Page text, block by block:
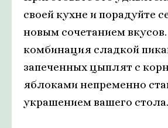
своей кухне и порадуйте
новым сочетанием
комбинация сладкой
запеченных цыплят с
яблоками непременно
украшением вашего стола.